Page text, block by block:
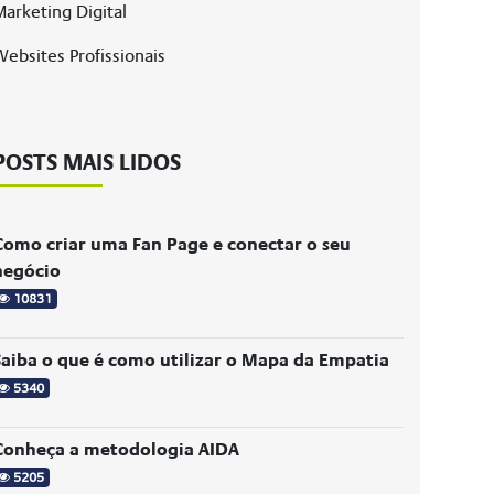
Digital
Profissionais
MAIS LIDOS
criar uma Fan Page e conectar o seu
10831
o que é como utilizar o Mapa da Empatia
5340
a metodologia AIDA
5205